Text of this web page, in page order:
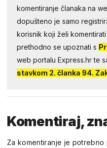
komentiranje članaka na
dopušteno je samo
korisnik koji želi
prethodno se upoznati s
web portalu Express.hr te
stavkom 2. članka 94.
Komentiraj,
Za komentiranje je potrebno